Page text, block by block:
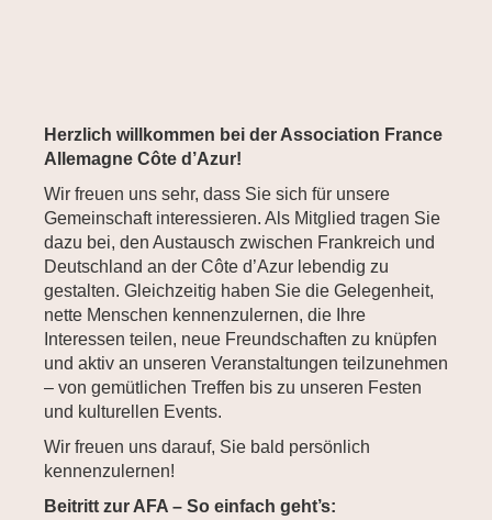
Herzlich willkommen bei der Association France
Allemagne Côte d’Azur!
Wir freuen uns sehr, dass Sie sich für unsere
Gemeinschaft interessieren. Als Mitglied tragen Sie
dazu bei, den Austausch zwischen Frankreich und
Deutschland an der Côte d’Azur lebendig zu
gestalten. Gleichzeitig haben Sie die Gelegenheit,
nette Menschen kennenzulernen, die Ihre
Interessen teilen, neue Freundschaften zu knüpfen
und aktiv an unseren Veranstaltungen teilzunehmen
– von gemütlichen Treffen bis zu unseren Festen
und kulturellen Events.
Wir freuen uns darauf, Sie bald persönlich
kennenzulernen!
Beitritt zur AFA – So einfach geht’s: